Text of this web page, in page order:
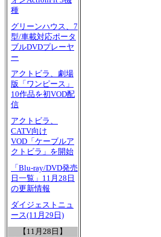
種
グリーンハウス、7
型/車載対応ポータ
ブルDVDプレーヤ
ー
アクトビラ、劇場
版「ワンピース」
10作品を初VOD配
信
アクトビラ、
CATV向け
VOD「ケーブルア
クトビラ」を開始
「Blu-ray/DVD発売
日一覧」11月28日
の更新情報
ダイジェストニュ
ース(11月29日)
【11月28日】